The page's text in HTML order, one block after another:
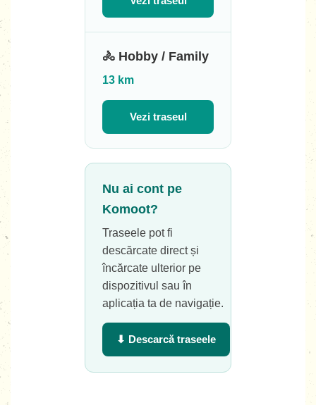
🚴 Hobby / Family
13 km
Vezi traseul
Nu ai cont pe
Komoot?
Traseele pot fi
descărcate direct și
încărcate ulterior pe
dispozitivul sau în
aplicația ta de navigație.
⬇ Descarcă traseele